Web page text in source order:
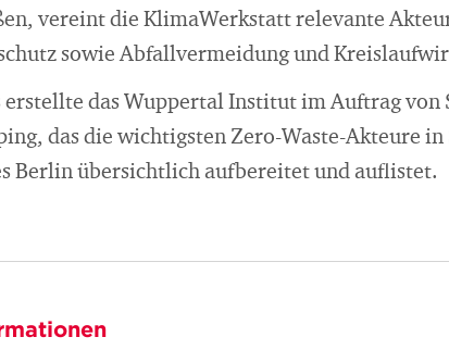
vereint die KlimaWerkstatt relevante
sowie Abfallvermeidung und
erstellte das Wuppertal Institut im Auftrag
das die wichtigsten Zero-Waste-Akteure in
Berlin übersichtlich aufbereitet und auflistet.